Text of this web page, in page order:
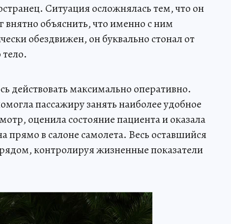
Ситуация осложнялась тем, что он
объяснить, что именно с ним
обездвижен, он буквально стонал от
действовать максимально оперативно.
пассажиру занять наиболее удобное
оценила состояние пациента и оказала
в салоне самолета. Весь оставшийся
контролируя жизненные показатели